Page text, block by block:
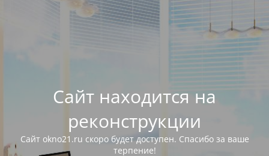
Сайт находится на
реконструкции
Сайт okno21.ru скоро будет доступен. Спасибо за ваше
терпение!